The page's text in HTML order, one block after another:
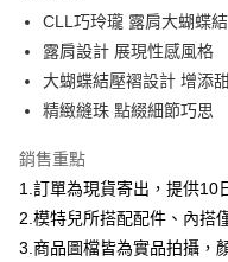
合作金庫商業銀行
華南商業銀行
上海商業儲蓄銀行
國泰世華商業銀行
臺灣中小企業銀行
聯邦商業銀行
元大商業銀行
台新國際商業銀行
台灣樂天信用卡公司
超商取貨付款
LINE Pay
Apple Pay
悠遊付
Google Pay
CLL巧玲瓏 露肩大蝴蝶
露肩設計 展現性感風格
大蝴蝶結壓褶設計 增添
精緻縫珠 點綴細節巧思
銷售重點
1.訂單為現貨寄出，提供10
2.模特兒所搭配配件、內搭
3.商品圖檔皆為實品拍攝，